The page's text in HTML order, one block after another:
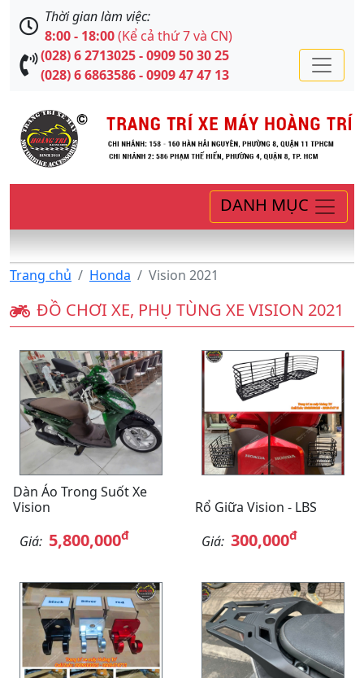
Thời gian làm việc:
8:00 - 18:00(Kể cả thứ 7 và CN)
(028) 6 2713025 - 0909 50 30 25
(028) 6 6863586 - 0909 47 47 13
DANH MỤC
Trang chủ Honda Vision 2021
ĐỒ CHƠI XE, PHỤ TÙNG XE VISION 2021
Dàn Áo Trong Suốt Xe
Vision
Giá: 5,800,000đ
Rổ Giữa Vision - LBS
Giá: 300,000đ